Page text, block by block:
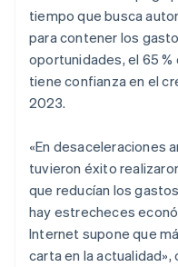
tiempo que busca
para contener los
oportunidades, el 65
tiene confianza en el
2023.
«En desaceleraciones
tuvieron éxito
que reducían los
hay estrecheces
Internet supone que
carta en la